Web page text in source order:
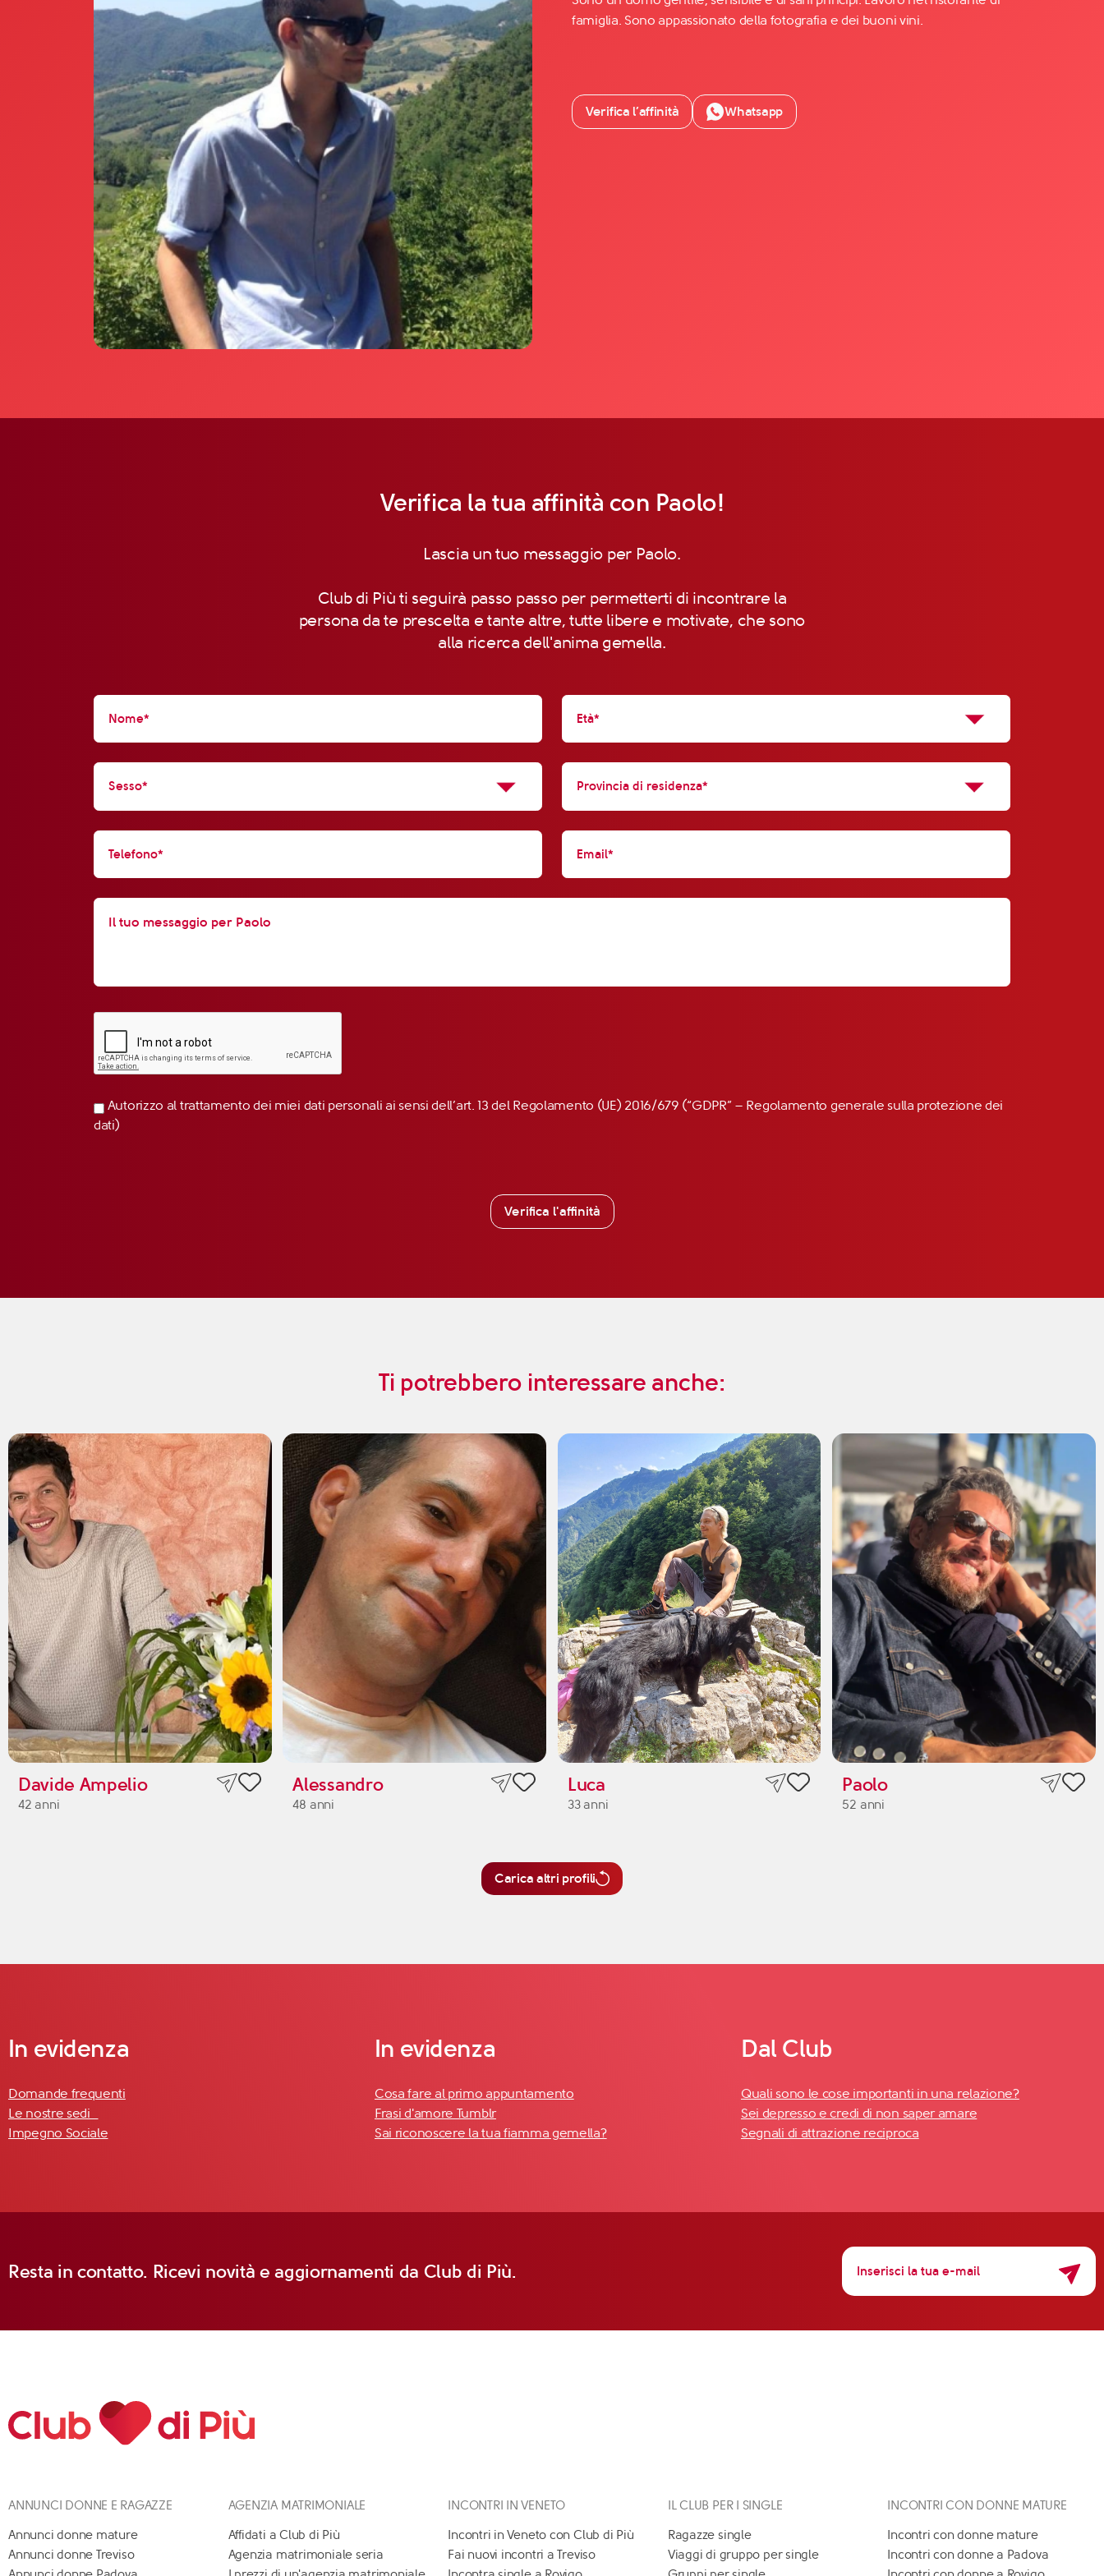
Instagram
famiglia. Sono appassionato della fotografia e dei buoni vini.
Verifica l’affinità Whatsapp
Verifica la tua affinità con Paolo!
Lascia un tuo messaggio per Paolo.
Club di Più ti seguirà passo passo per permetterti di incontrare la
persona da te prescelta e tante altre, tutte libere e motivate, che sono
alla ricerca dell'anima gemella.
Autorizzo al trattamento dei miei dati personali ai sensi dell’art. 13 del Regolamento (UE) 2016/679 (“GDPR” – Regolamento generale sulla protezione dei
dati)
Verifica l'affinità
Ti potrebbero interessare anche:
Davide Ampelio
42 anni
Alessandro
48 anni
Luca
33 anni
Paolo
52 anni
Carica altri profili
In evidenza
Domande frequenti
Le nostre sedi
Impegno Sociale
In evidenza
Cosa fare al primo appuntamento
Frasi d'amore Tumblr
Sai riconoscere la tua fiamma gemella?
Dal Club
Quali sono le cose importanti in una relazione?
Sei depresso e credi di non saper amare
Segnali di attrazione reciproca
Resta in contatto. Ricevi novità e aggiornamenti da Club di Più.
ANNUNCI DONNE E RAGAZZE
Annunci donne mature
Annunci donne Treviso
AGENZIA MATRIMONIALE
Affidati a Club di Più
Agenzia matrimoniale seria
INCONTRI IN VENETO
Incontri in Veneto con Club di Più
Fai nuovi incontri a Treviso
IL CLUB PER I SINGLE
Ragazze single
Viaggi di gruppo per single
INCONTRI CON DONNE MATURE
Incontri con donne mature
Incontri con donne a Padova